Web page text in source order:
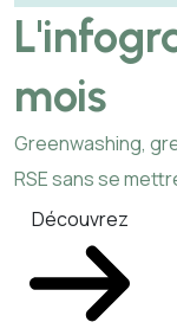
mois
Greenwashing,
RSE sans se
Découvrez